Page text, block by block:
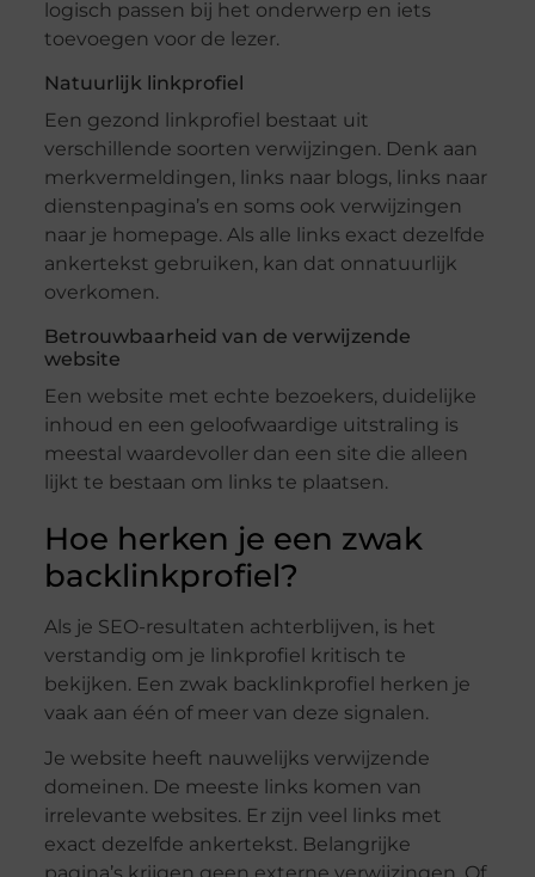
logisch passen bij het onderwerp en iets
toevoegen voor de lezer.
Natuurlijk linkprofiel
Een gezond linkprofiel bestaat uit
verschillende soorten verwijzingen. Denk aan
merkvermeldingen, links naar blogs, links naar
dienstenpagina’s en soms ook verwijzingen
naar je homepage. Als alle links exact dezelfde
ankertekst gebruiken, kan dat onnatuurlijk
overkomen.
Betrouwbaarheid van de verwijzende
website
Een website met echte bezoekers, duidelijke
inhoud en een geloofwaardige uitstraling is
meestal waardevoller dan een site die alleen
lijkt te bestaan om links te plaatsen.
Hoe herken je een zwak
backlinkprofiel?
Als je SEO-resultaten achterblijven, is het
verstandig om je linkprofiel kritisch te
bekijken. Een zwak backlinkprofiel herken je
vaak aan één of meer van deze signalen.
Je website heeft nauwelijks verwijzende
domeinen. De meeste links komen van
irrelevante websites. Er zijn veel links met
exact dezelfde ankertekst. Belangrijke